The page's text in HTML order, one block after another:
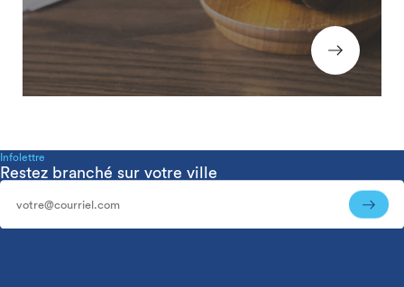
Infolettre
Infolettre
Restez branché sur votre ville